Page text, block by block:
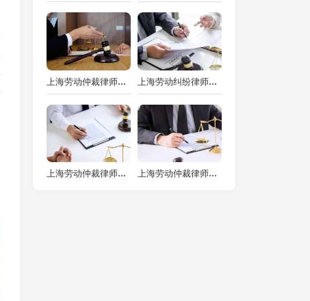
上海劳动仲裁律师：没有劳动合同拖欠工资怎么办 上海劳动纠纷律师解析：劳动仲裁后单位未付工资的应对之道
上海劳动仲裁律师支招：劳动争议案件，如何巧妙追加当事人？ 上海劳动仲裁律师视角下的劳动合同经济赔偿标准解读